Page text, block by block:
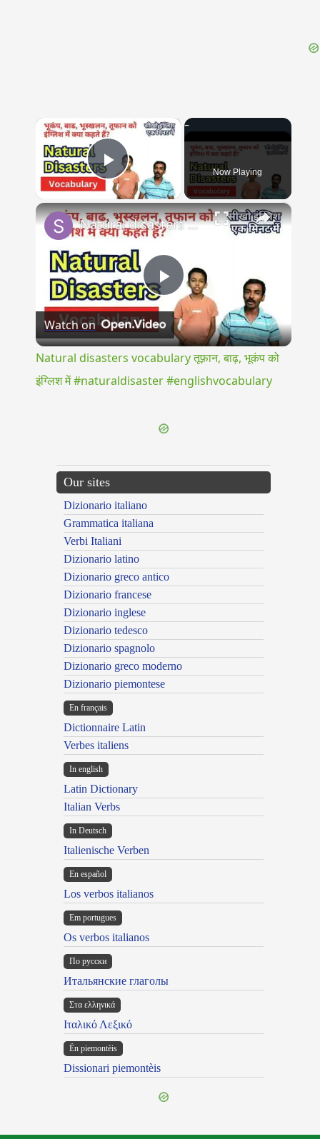
×
Play Video Now Playing
×
Play
Video
Natural disasters vocabulary तूफ़ान, बाढ़, भूकंप को इंग्लिश में #naturaldisaster #englishvocabulary
Watch on
Natural disasters vocabulary तूफ़ान, बाढ़, भूकंप को
इंग्लिश में #naturaldisaster #englishvocabulary
Our sites
Dizionario italiano
Grammatica italiana
Verbi Italiani
Dizionario latino
Dizionario greco antico
Dizionario francese
Dizionario inglese
Dizionario tedesco
Dizionario spagnolo
Dizionario greco moderno
Dizionario piemontese
En français
Dictionnaire Latin
Verbes italiens
In english
Latin Dictionary
Italian Verbs
In Deutsch
Italienische Verben
En español
Los verbos italianos
Em portugues
Os verbos italianos
По русски
Итальянские глаголы
Στα ελληνικά
Ιταλικό Λεξικό
Ën piemontèis
Dissionari piemontèis